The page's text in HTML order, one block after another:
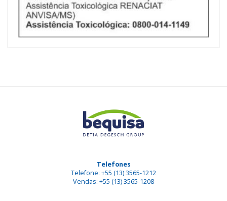
Telefones
Telefone: +55 (13) 3565-1212
Vendas: +55 (13) 3565-1208